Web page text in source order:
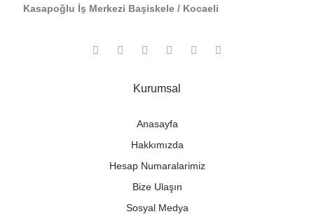
Kasapoğlu İş Merkezi Başiskele / Kocaeli
Kurumsal
Anasayfa
Hakkımızda
Hesap Numaralarimiz
Bize Ulaşın
Sosyal Medya